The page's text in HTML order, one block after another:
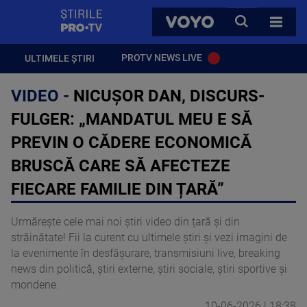
VOYO
CAUTA
TOATE
ULTIMELE ȘTIRI PROTV NEWS LIVE
VIDEO - NICUȘOR DAN, DISCURS-
FULGER: „MANDATUL MEU E SĂ
PREVIN O CĂDERE ECONOMICĂ
BRUSCĂ CARE SĂ AFECTEZE
FIECARE FAMILIE DIN ȚARĂ”
Urmărește cele mai noi știri video din țară și din
străinătate! Fii la curent cu ultimele știri și vezi imagini de
la evenimente în desfășurare, transmisiuni live, breaking
news din politică, știri externe, știri sociale, știri sportive și
mondene.